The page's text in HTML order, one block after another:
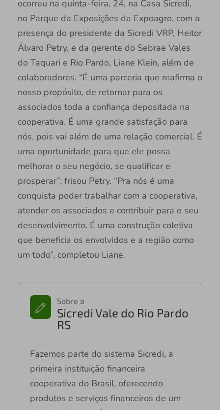
ocorreu na quinta-feira, 24, na Casa Sicredi,
no Parque da Exposições da Expoagro, com a
presença do presidente da Sicredi VRP, Heitor
Álvaro Petry, e da gerente do Sebrae Vales
do Taquari e Rio Pardo, Liane Klein, além de
colaboradores. “É uma parceria que reafirma o
nosso propósito, de retornar para os
associados toda a confiança depositada na
cooperativa. É uma grande satisfação para
nós, pois vai além de uma relação comercial. É
uma oportunidade para que ele possa
melhorar o seu negócio, se qualificar e
prosperar”, frisou Petry. “Pra nós é uma
conquista poder trabalhar com a cooperativa,
atender os associados e contribuir para o seu
desenvolvimento. É uma construção coletiva
que beneficia os envolvidos e a região como
um todo”, completou Liane.
Sobre a
Sicredi Vale do Rio Pardo
RS
Fazemos parte do sistema Sicredi, a
primeira instituição financeira
cooperativa do Brasil, oferecendo
produtos e serviços financeiros de um